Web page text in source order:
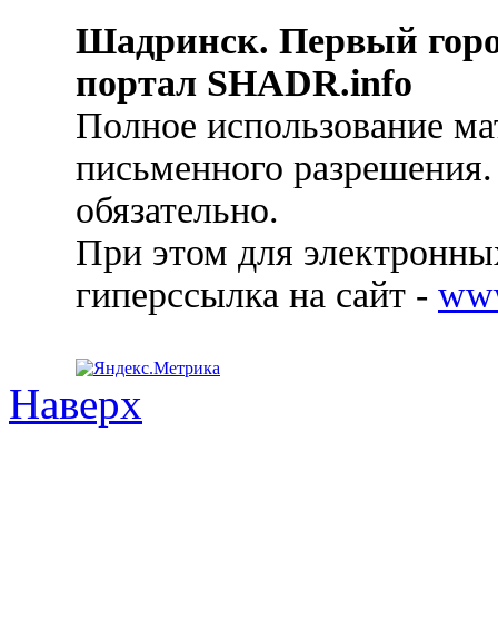
Шадринск. Первый
портал SHADR.info
Полное использование
письменного
обязательно.
При этом для
гиперссылка на сайт -
Наверх